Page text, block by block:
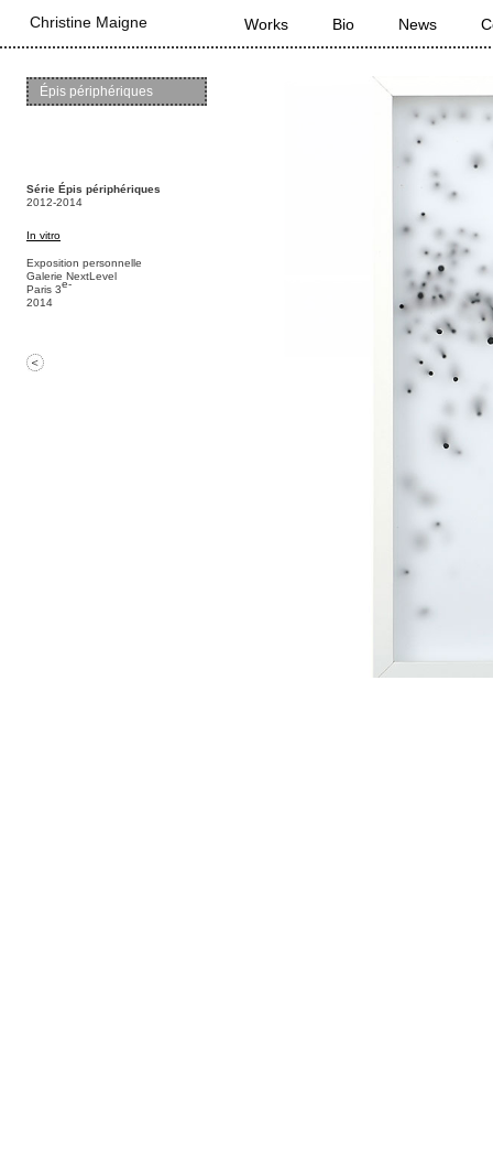
Christine Maigne Main menu
Skip to primary content
Skip to secondary content
Works Bio News
Épis périphériques
Série Épis périphériques
2012-2014
In vitro
Exposition personnelle
Galerie NextLevel
Paris 3e-
2014